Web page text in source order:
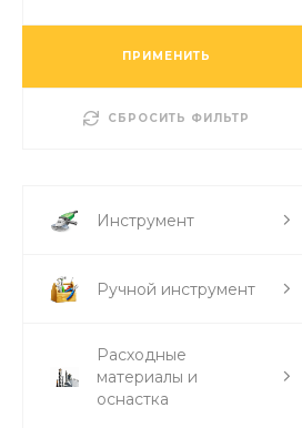
ПРИМЕНИТЬ
СБРОСИТЬ ФИЛЬТР
Инструмент
Ручной инструмент
Расходные
материалы и
оснастка